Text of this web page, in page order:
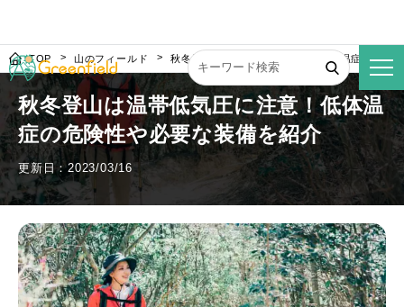
TOP 山のフィールド 秋冬登山は温帯低気圧に注意！低体温症の危険
秋冬登山は温帯低気圧に注意！低体温
症の危険性や必要な装備を紹介
更新日：2023/03/16